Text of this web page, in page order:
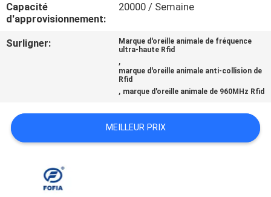
CONTACTEZ-
NOUS
DEMANDEZ
UNE
CITATION
Capacité
d'approvisionnement:
20000 / Semaine
Surligner:
Marque d'oreille animale de fréquence
ultra-haute Rfid
,
marque d'oreille animale anti-collision de
Rfid
, marque d'oreille animale de 960MHz Rfid
MEILLEUR PRIX